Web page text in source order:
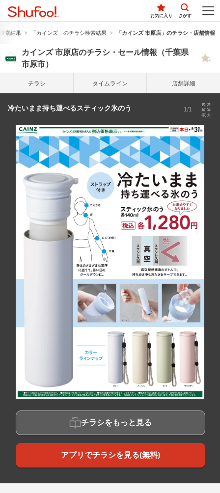
お気に入り さがす
索結果 「カインズ」のチラシ検索結果 「カインズ 市原店」のチラシ・店舗情報
カインズ 市原店のチラシ・セール情報（千葉県
市原市）
チラシ タイム ライン 店舗詳細
冷たいまま持ち運べるスティック氷のう 1/1
拡大
チラシをもっと見る
アプリでチラシを見る(無料)